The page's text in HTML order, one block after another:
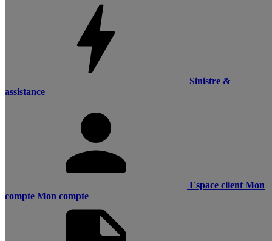
Sinistre &
assistance
Espace client Mon
compte Mon compte